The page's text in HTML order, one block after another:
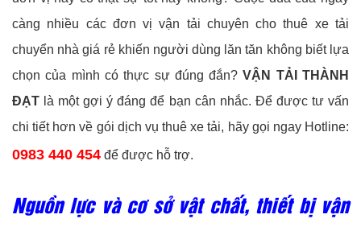
càng nhiều các đơn vị vận tải chuyên cho thuê xe tải
chuyển nhà giá rẻ khiến người dùng lăn tăn không biết lựa
chọn của mình có thực sự đúng đắn?VẬN TẢI THÀNH
ĐẠT là một gợi ý đáng để bạn cân nhắc. Để được tư vấn
chi tiết hơn về gói dịch vụ thuê xe tải, hãy gọi ngay Hotline:
0983 440 454 để được hỗ trợ.
Nguồn lực và cơ sở vật chất, thiết bị vận